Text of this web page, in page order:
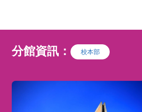
週日上午班：6/7起，週
20-12:00
週三白天班：8/12
開課，因老師擔任全國競
分館資訊： 校本部